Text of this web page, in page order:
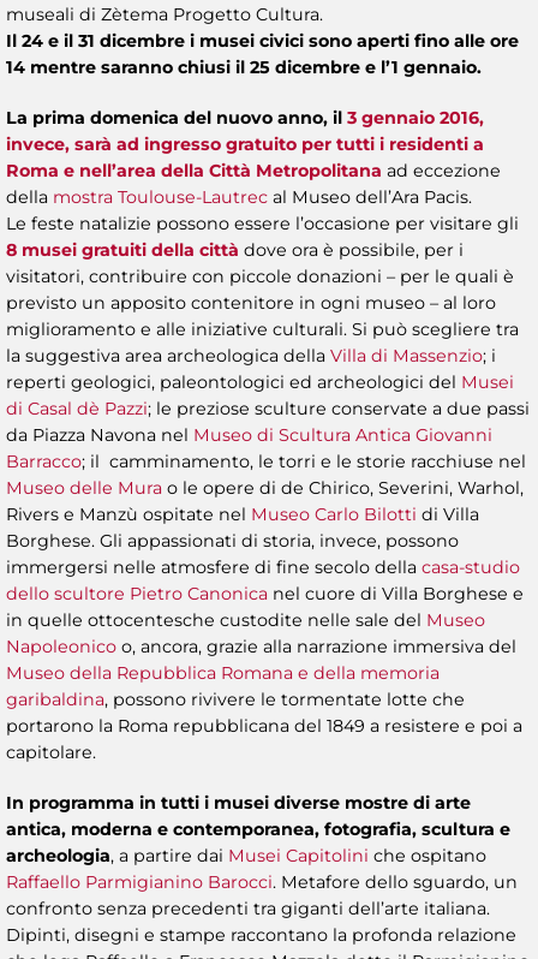
museali di Zètema Progetto Cultura.
Il 24 e il 31 dicembre i musei civici sono aperti fino alle ore
14 mentre saranno chiusi il 25 dicembre e l’1 gennaio.
La prima domenica del nuovo anno, il 3 gennaio 2016,
invece, sarà ad ingresso gratuito per tutti i residenti a
Roma e nell’area della Città Metropolitana ad eccezione
della mostra Toulouse-Lautrec al Museo dell’Ara Pacis.
Le feste natalizie possono essere l’occasione per visitare gli
8 musei gratuiti della città dove ora è possibile, per i
visitatori, contribuire con piccole donazioni – per le quali è
previsto un apposito contenitore in ogni museo – al loro
miglioramento e alle iniziative culturali. Si può scegliere tra
la suggestiva area archeologica della Villa di Massenzio; i
reperti geologici, paleontologici ed archeologici del Musei
di Casal dè Pazzi; le preziose sculture conservate a due passi
da Piazza Navona nel Museo di Scultura Antica Giovanni
Barracco; il camminamento, le torri e le storie racchiuse nel
Museo delle Mura o le opere di de Chirico, Severini, Warhol,
Rivers e Manzù ospitate nel Museo Carlo Bilotti di Villa
Borghese. Gli appassionati di storia, invece, possono
immergersi nelle atmosfere di fine secolo della casa-studio
dello scultore Pietro Canonica nel cuore di Villa Borghese e
in quelle ottocentesche custodite nelle sale del Museo
Napoleonico o, ancora, grazie alla narrazione immersiva del
Museo della Repubblica Romana e della memoria
garibaldina, possono rivivere le tormentate lotte che
portarono la Roma repubblicana del 1849 a resistere e poi a
capitolare.
In programma in tutti i musei diverse mostre di arte
antica, moderna e contemporanea, fotografia, scultura e
archeologia, a partire dai Musei Capitolini che ospitano
Raffaello Parmigianino Barocci. Metafore dello sguardo, un
confronto senza precedenti tra giganti dell’arte italiana.
Dipinti, disegni e stampe raccontano la profonda relazione